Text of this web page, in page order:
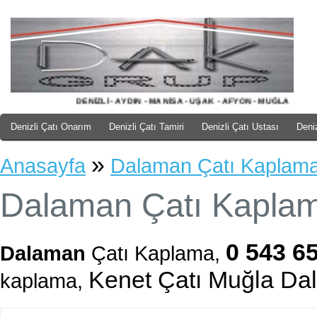
DENİZLİ - AYDIN - MANİSA - UŞAK - AFYON - MUĞLA
Denizli Çatı Onarım Denizli Çatı Tamiri Denizli Çatı Ustası
Anasayfa » Dalaman Çatı
Dalaman Çatı
Dalaman Çatı Kaplama, 0 543
kaplama, Kenet Çatı Muğla